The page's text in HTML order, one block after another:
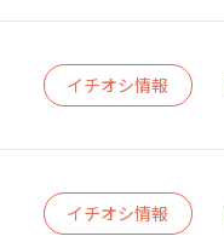
イチオシ情報
イチオシ情報